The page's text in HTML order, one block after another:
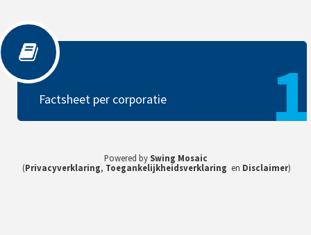
Factsheet per corporatie
Factsheet per corporatie 1
Powered by Swing Mosaic
(Privacyverklaring, Toegankelijkheidsverklaring en Disclaimer)